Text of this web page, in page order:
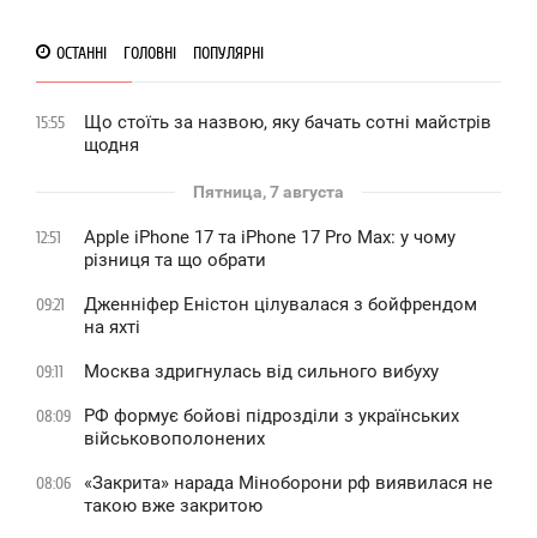
ОСТАННІ ГОЛОВНІ ПОПУЛЯРНІ
15:55
Що стоїть за назвою, яку бачать сотні майстрів
щодня
Пятница, 7 августа
12:51
Apple iPhone 17 та iPhone 17 Pro Max: у чому
різниця та що обрати
09:21
Дженніфер Еністон цілувалася з бойфрендом
на яхті
09:11 Москва здригнулась від сильного вибуху
08:09
РФ формує бойові підрозділи з українських
військовополонених
08:06
«Закрита» нарада Міноборони рф виявилася не
такою вже закритою